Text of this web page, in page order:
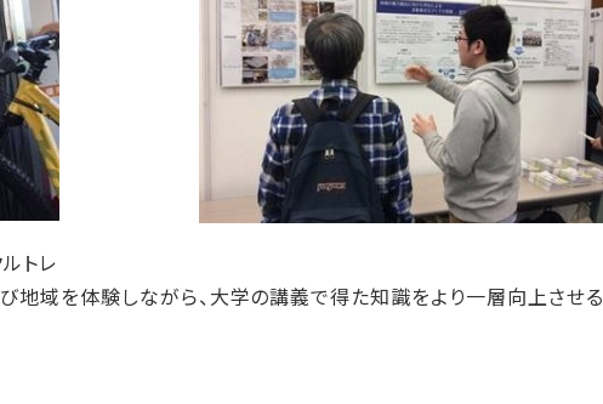
トレ
地域を体験しながら、大学の講義で得た知識をより一層向上させる